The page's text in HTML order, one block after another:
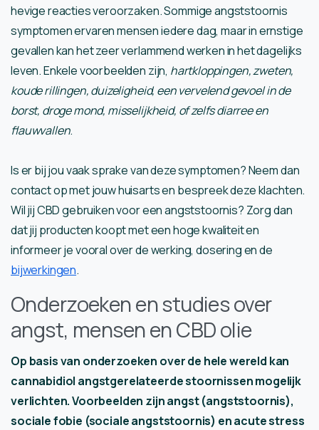
hevige reacties veroorzaken. Sommige angststoornis
symptomen ervaren mensen iedere dag, maar in ernstige
gevallen kan het zeer verlammend werken in het dagelijks
leven. Enkele voorbeelden zijn, hartkloppingen, zweten,
koude rillingen, duizeligheid, een vervelend gevoel in de
borst, droge mond, misselijkheid, of zelfs diarree en
flauwvallen.
Is er bij jou vaak sprake van deze symptomen? Neem dan
contact op met jouw huisarts en bespreek deze klachten.
Wil jij CBD gebruiken voor een angststoornis? Zorg dan
dat jij producten koopt met een hoge kwaliteit en
informeer je vooral over de werking, dosering en de
bijwerkingen.
Onderzoeken en studies over
angst, mensen en CBD olie
Op basis van onderzoeken over de hele wereld kan
cannabidiol angstgerelateerde stoornissen mogelijk
verlichten. Voorbeelden zijn angst (angststoornis),
sociale fobie (sociale angststoornis) en acute stress